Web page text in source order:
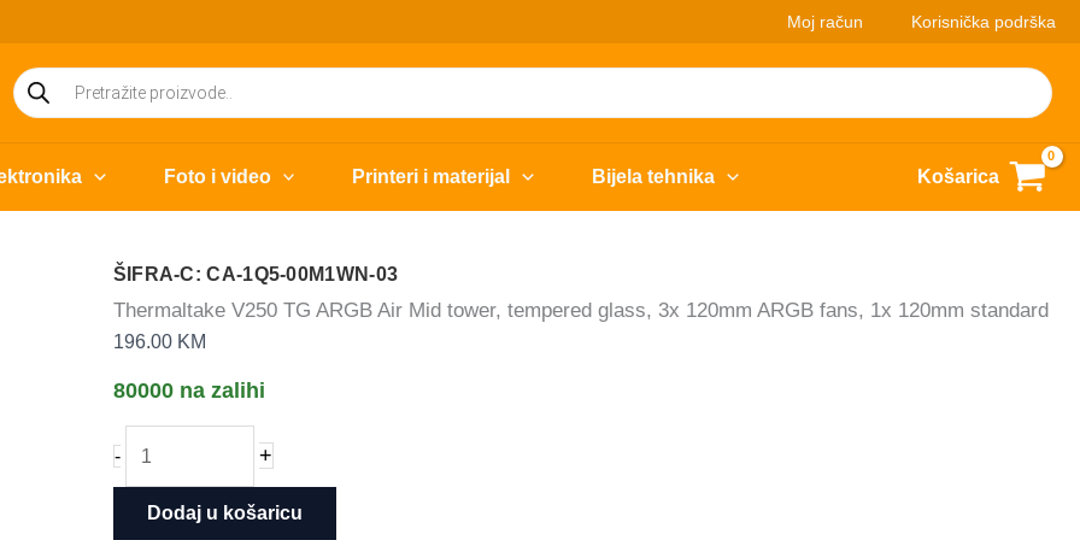
Moj račun Korisnička podrška
Products
search
Foto i video Printeri i materijal Bijela tehnika Košarica
ŠIFRA-C: CA-1Q5-00M1WN-03
Thermaltake V250 TG ARGB Air Mid tower, tempered glass, 3x 120mm ARGB fans, 1x 120mm standard
196.00 KM
80000 na zalihi
-
V250
+
Dodaj u košaricu